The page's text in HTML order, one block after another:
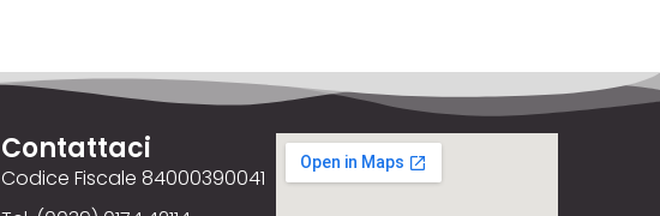
Contattaci
Codice Fiscale 84000390041